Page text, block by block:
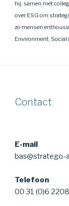
hij, samen met
over ESG om
zo mensen
Environment, Social
Contact
E-mail
bas@stratego-
Telefoon
00 31 (0)6